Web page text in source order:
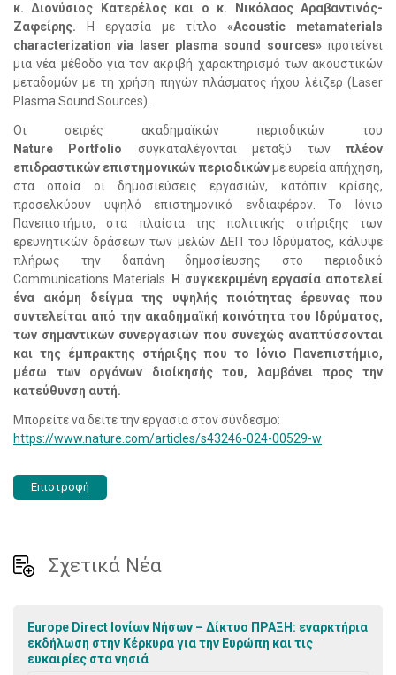
κ. Διονύσιος Κατερέλος και ο κ. Νικόλαος Αραβαντινός-
Ζαφείρης. Η εργασία με τίτλο «Acoustic metamaterials
characterization via laser plasma sound sources» προτείνει
μια νέα μέθοδο για τον ακριβή χαρακτηρισμό των ακουστικών
μεταδομών με τη χρήση πηγών πλάσματος ήχου λέιζερ (Laser
Plasma Sound Sources).
Οι σειρές ακαδημαϊκών περιοδικών του
Nature
Portfolio συγκαταλέγονται μεταξύ τωνπλέον
επιδραστικών επιστημονικών περιοδικώνμε ευρεία απήχηση,
στα οποία οι δημοσιεύσεις εργασιών, κατόπιν κρίσης,
προσελκύουν υψηλό επιστημονικό ενδιαφέρον. Το Ιόνιο
Πανεπιστήμιο, στα πλαίσια της πολιτικής στήριξης των
ερευνητικών δράσεων των μελών ΔΕΠ του Ιδρύματος, κάλυψε
πλήρως την δαπάνη δημοσίευσης στο περιοδικό
Communications Materials. Η συγκεκριμένη εργασία αποτελεί
ένα ακόμη δείγμα της υψηλής ποιότητας έρευνας που
συντελείται από την ακαδημαϊκή κοινότητα του Ιδρύματος,
των σημαντικών συνεργασιών που συνεχώς αναπτύσσονται
και της έμπρακτης στήριξης που το Ιόνιο Πανεπιστήμιο,
μέσω των οργάνων διοίκησής του, λαμβάνει προς την
κατεύθυνση αυτή.
Μπορείτε να δείτε την εργασία στον σύνδεσμο:
https://www.nature.com/articles/s43246-024-00529-w
Επιστροφή
Σχετικά Νέα
Europe Direct Ιονίων Νήσων – Δίκτυο ΠΡΑΞΗ: εναρκτήρια
εκδήλωση στην Κέρκυρα για την Ευρώπη και τις
ευκαιρίες στα νησιά